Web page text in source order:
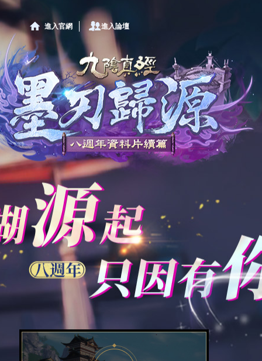
進入官網 進入論壇